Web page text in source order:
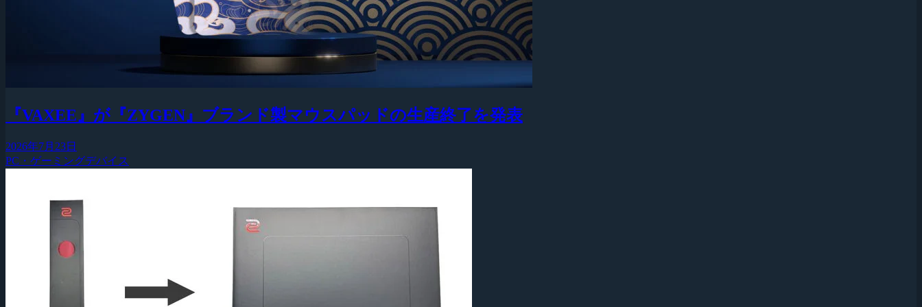
『VAXEE』が『ZYGEN』ブランド製マウスパッドの生産終了を発表
2026年7月23日
PC・ゲーミングデバイス